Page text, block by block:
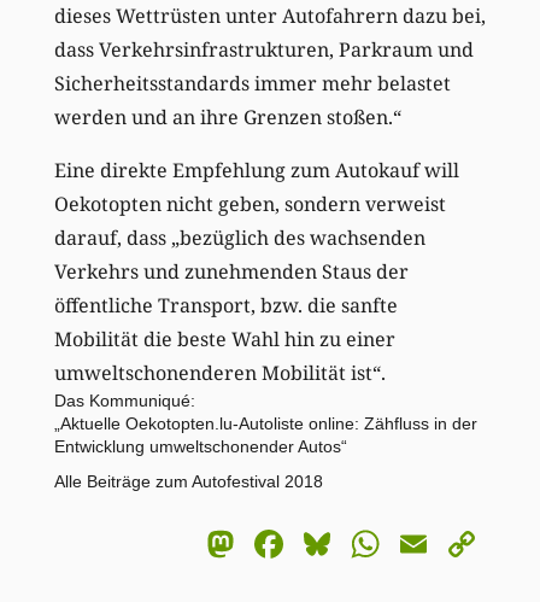
dieses Wettrüsten unter Autofahrern dazu bei,
dass Verkehrsinfrastrukturen, Parkraum und
Sicherheitsstandards immer mehr belastet
werden und an ihre Grenzen stoßen.“
Eine direkte Empfehlung zum Autokauf will
Oekotopten nicht geben, sondern verweist
darauf, dass „bezüglich des wachsenden
Verkehrs und zunehmenden Staus der
öffentliche Transport, bzw. die sanfte
Mobilität die beste Wahl hin zu einer
umweltschonenderen Mobilität ist“.
Das Kommuniqué:
Aktuelle Oekotopten.lu-Autoliste online: Zähfluss in der
Entwicklung umweltschonender Autos“
Alle Beiträge zum Autofestival 2018
Mastodon
Facebook
BlueskyEmail